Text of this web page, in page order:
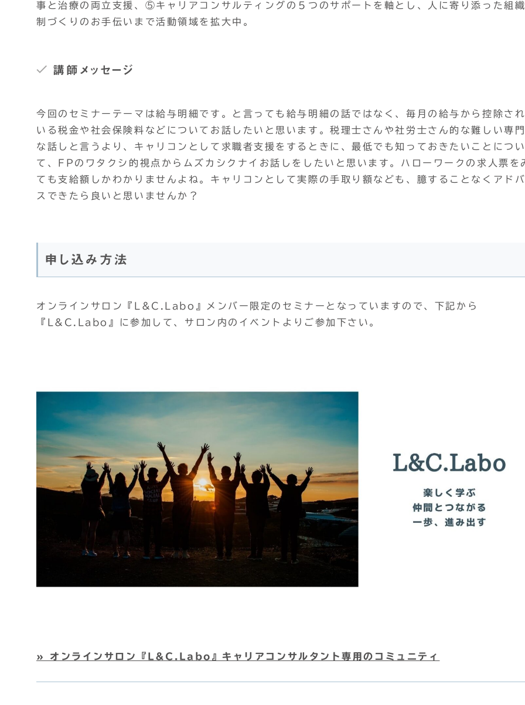
事と治療の両立支援、⑤キャリアコンサルティングの５つのサポートを軸とし、人に寄り添った組
制づくりのお手伝いまで活動領域を拡大中。
講師メッセージ
今回のセミナーテーマは給与明細です。と言っても給与明細の話ではなく、毎月の給与から控除さ
いる税金や社会保険料などについてお話したいと思います。税理士さんや社労士さん的な難しい専
な話しと言うより、キャリコンとして求職者支援をするときに、最低でも知っておきたいことについ
て、FPのワタクシ的視点からムズカシクナイお話しをしたいと思います。ハローワークの求人票を
ても支給額しかわかりませんよね。キャリコンとして実際の手取り額なども、臆することなくアドバ
スできたら良いと思いませんか？
申し込み方法
オンラインサロン『L&C.Labo』メンバー限定のセミナーとなっていますので、下記から
『L&C.Labo』に参加して、サロン内のイベントよりご参加下さい。
» オンラインサロン『L&C.Labo』キャリアコンサルタント専用のコミュニティ